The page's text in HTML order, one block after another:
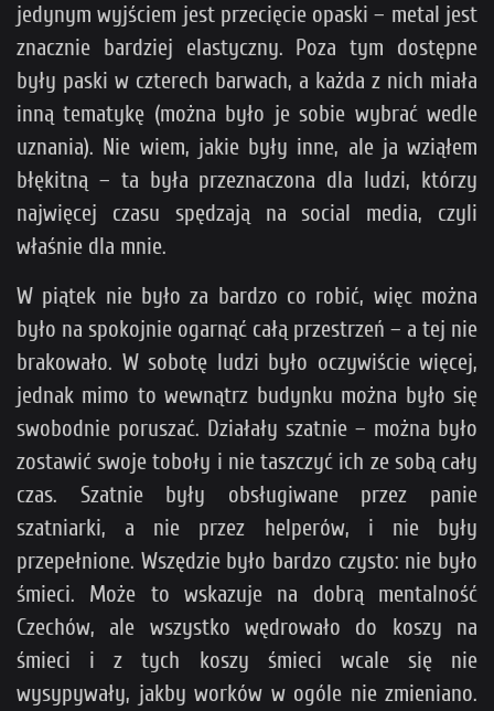
jedynym wyjściem jest przecięcie opaski – metal jest
znacznie bardziej elastyczny. Poza tym dostępne
były paski w czterech barwach, a każda z nich miała
inną tematykę (można było je sobie wybrać wedle
uznania). Nie wiem, jakie były inne, ale ja wziąłem
błękitną – ta była przeznaczona dla ludzi, którzy
najwięcej czasu spędzają na social media, czyli
właśnie dla mnie.
W piątek nie było za bardzo co robić, więc można
było na spokojnie ogarnąć całą przestrzeń – a tej nie
brakowało. W sobotę ludzi było oczywiście więcej,
jednak mimo to wewnątrz budynku można było się
swobodnie poruszać. Działały szatnie – można było
zostawić swoje toboły i nie taszczyć ich ze sobą cały
czas. Szatnie były obsługiwane przez panie
szatniarki, a nie przez helperów, i nie były
przepełnione. Wszędzie było bardzo czysto: nie było
śmieci. Może to wskazuje na dobrą mentalność
Czechów, ale wszystko wędrowało do koszy na
śmieci i z tych koszy śmieci wcale się nie
wysypywały, jakby worków w ogóle nie zmieniano.